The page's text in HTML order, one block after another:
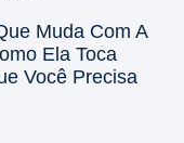
Muda Com A
Ela Toca
Você Precisa